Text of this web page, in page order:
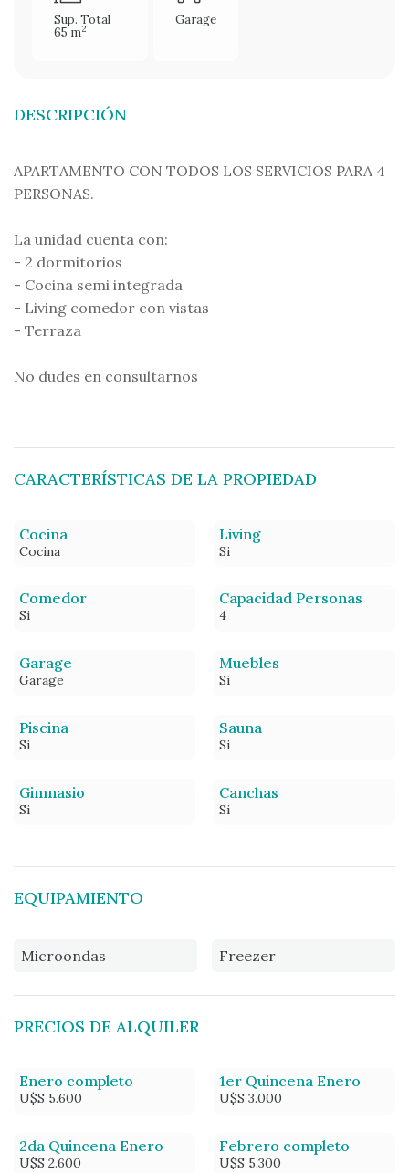
Sup. Total
65 m2
Garage
DESCRIPCIÓN
APARTAMENTO CON TODOS LOS SERVICIOS PARA 4
PERSONAS.
La unidad cuenta con:
- 2 dormitorios
- Cocina semi integrada
- Living comedor con vistas
- Terraza
No dudes en consultarnos
CARACTERÍSTICAS DE LA PROPIEDAD
Cocina
Cocina
Living
Si
Comedor
Si
Capacidad Personas
4
Garage
Garage
Muebles
Si
Piscina
Si
Sauna
Si
Gimnasio
Si
Canchas
Si
EQUIPAMIENTO
Microondas Freezer
PRECIOS DE ALQUILER
Enero completo
U$S 5.600
1er Quincena Enero
U$S 3.000
2da Quincena Enero
U$S 2.600
Febrero completo
U$S 5.300